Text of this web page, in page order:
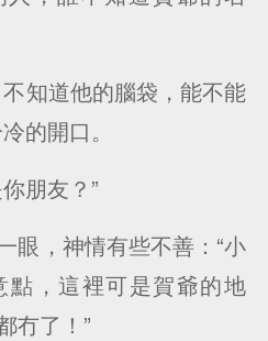
知道他的腦袋，能不能
的開口。
朋友？”
眼，神情有些不善：“小
，這裡可是賀爺的地
冇了！”